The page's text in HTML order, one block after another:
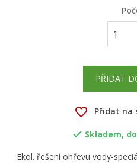
PŘIDAT
favorite_border Přidat na
 Skladem,
Ekol. řešení ohřevu vody-